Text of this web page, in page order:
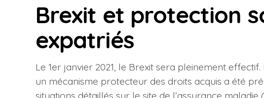
Brexit et protection
expatriés
Le 1er janvier 2021, le Brexit sera pleinement
un mécanisme protecteur des droits acquis a été
situations détaillés sur le site de l’assurance maladie